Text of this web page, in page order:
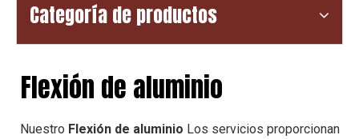
Categoría de productos
Flexión de aluminio
Nuestro Flexión de aluminio Los servicios proporcionan